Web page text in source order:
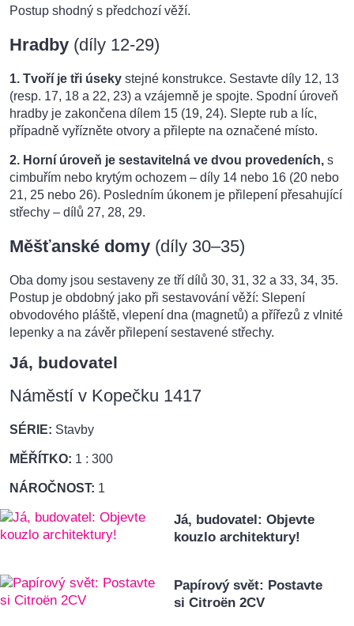
Postup shodný s předchozí věží.
Hradby (díly 12-29)
1. Tvoří je tři úseky stejné konstrukce. Sestavte díly 12, 13
(resp. 17, 18 a 22, 23) a vzájemně je spojte. Spodní úroveň
hradby je zakončena dílem 15 (19, 24). Slepte rub a líc,
případně vyřízněte otvory a přilepte na označené místo.
2. Horní úroveň je sestavitelná ve dvou provedeních, s
cimbuřím nebo krytým ochozem – díly 14 nebo 16 (20 nebo
21, 25 nebo 26). Posledním úkonem je přilepení přesahující
střechy – dílů 27, 28, 29.
Měšťanské domy (díly 30–35)
Oba domy jsou sestaveny ze tří dílů 30, 31, 32 a 33, 34, 35.
Postup je obdobný jako při sestavování věží: Slepení
obvodového pláště, vlepení dna (magnetů) a přířezů z vlnité
lepenky a na závěr přilepení sestavené střechy.
Já, budovatel
Náměstí v Kopečku 1417
SÉRIE: Stavby
MĚŘÍTKO: 1 : 300
NÁROČNOST: 1
Já, budovatel: Objevte
kouzlo architektury!
Papírový svět: Postavte
si Citroën 2CV